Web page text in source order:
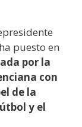
puesto en
por la
con
de la
y el